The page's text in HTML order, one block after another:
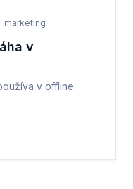
· marketing
v
v offline